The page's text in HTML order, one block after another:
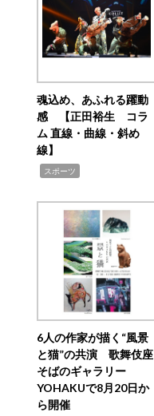
魂込め、あふれる躍動
感 【正田裕生 コラ
ム 直線・曲線・斜め
線】
スポーツ
6人の作家が描く“風景
と猫”の共演 歌舞伎座
そばのギャラリー
YOHAKUで8月20日か
ら開催